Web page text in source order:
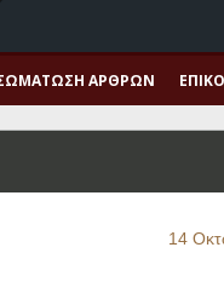
ΆΡΘΡΩΝ
14